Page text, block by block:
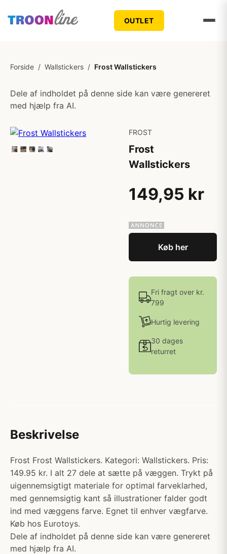
OUTLET
Forside / Wallstickers / Frost Wallstickers
Dele af indholdet på denne side kan være genereret
med hjælp fra AI.
FROST
Frost
Wallstickers
149,95 kr
Køb her
Fri fragt over kr.
799
Hurtig levering
30 dages
returret
Beskrivelse
Frost Frost Wallstickers. Kategori: Wallstickers. Pris:
149.95 kr. I alt 27 dele at sætte på væggen. Trykt på
uigennemsigtigt materiale for optimal farveklarhed,
med gennemsigtig kant så illustrationer falder godt
ind med væggens farve. Egnet til enhver vægfarve.
Køb hos Eurotoys.
Dele af indholdet på denne side kan være genereret
med hjælp fra AI.